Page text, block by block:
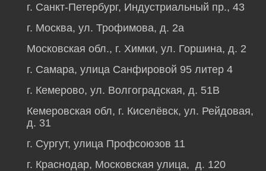
г. Санкт-Петербург, Индустриальный пр., 43
г. Москва, ул. Трофимова, д. 2а
Московская обл., г. Химки, ул. Горшина, д. 2
г. Самара, улица Санфировой 95 литер 4
г. Кемерово, ул. Волгоградская, д. 51В
Кемеровская обл, г. Киселёвск, ул. Рейдовая,
д. 31
г. Сургут, улица Профсоюзов 11
г. Краснодар, Московская улица, д. 120